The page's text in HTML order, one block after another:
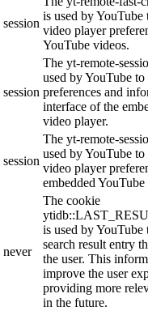
session
is used by YouTube
video player
YouTube videos.
session
The yt-remote-
used by YouTube to
preferences and
interface of the
video player.
session
The yt-remote-
used by YouTube to
video player
embedded
never
The cookie
is used by YouTube
search result entry
the user. This
improve the user
providing more
in the future.